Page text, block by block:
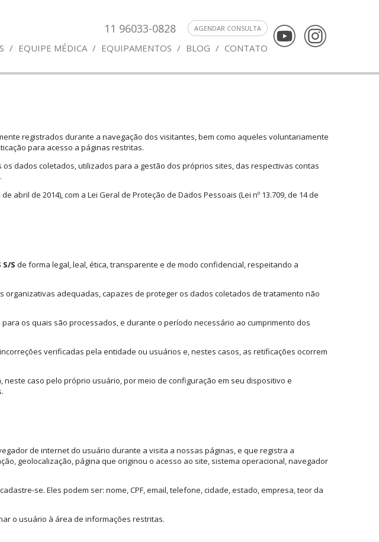
AGENDAR CONSULTA
11 96033-0828
/ EQUIPE MÉDICA / EQUIPAMENTOS / BLOG / CONTATO
registrados durante a navegação dos visitantes, bem como aqueles voluntariamente
para acesso a páginas restritas.
dados coletados, utilizados para a gestão dos próprios sites, das respectivas contas
abril de 2014), com a Lei Geral de Proteção de Dados Pessoais (Lei nº 13.709, de 14 de
S/S de forma legal, leal, ética, transparente e de modo confidencial, respeitando a
adequadas, capazes de proteger os dados coletados de tratamento não
os quais são processados, e durante o período necessário ao cumprimento dos
verificadas pela entidade ou usuários e, nestes casos, as retificações ocorrem
caso pelo próprio usuário, por meio de configuração em seu dispositivo e
de internet do usuário durante a visita a nossas páginas, e que registra a
geolocalização, página que originou o acesso ao site, sistema operacional, navegador
se. Eles podem ser: nome, CPF, email, telefone, cidade, estado, empresa, teor da
o usuário à área de informações restritas.